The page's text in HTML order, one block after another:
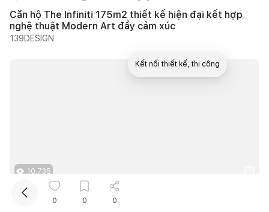
Căn hộ The Infiniti 175m2 thiết kế hiện đại kết hợp
nghệ thuật Modern Art đầy cảm xúc
139DESIGN
10.735
0 0 0
Kết nối thiết kế, thi công